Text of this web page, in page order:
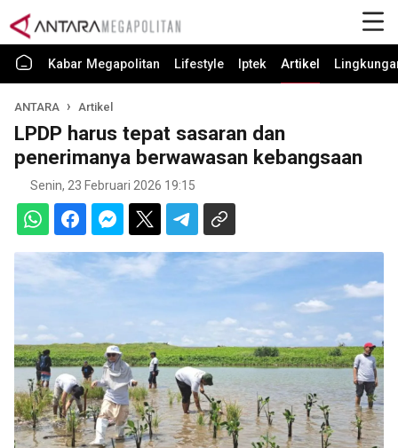
Kabar Megapolitan Lifestyle Iptek Artikel
ANTARA Artikel
LPDP harus tepat sasaran dan
penerimanya berwawasan kebangsaan
Senin, 23 Februari 2026 19:15